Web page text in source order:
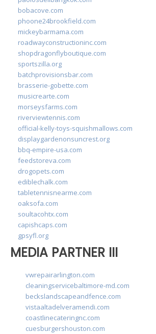
bobacove.com
phoone24brookfield.com
mickeybarmama.com
roadwayconstructioninc.com
shopdragonflyboutique.com
sportszilla.org
batchprovisionsbar.com
brasserie-gobette.com
musicrearte.com
morseysfarms.com
riverviewtennis.com
official-kelly-toys-squishmallows.com
displaygardenonsuncrest.org
bbq-empire-usa.com
feedstoreva.com
drogopets.com
ediblechalk.com
tabletennisnearme.com
oaksofa.com
soultacohtx.com
capishcaps.com
gpsyfl.org
MEDIA PARTNER III
vwrepairarlington.com
cleaningservicebaltimore-md.com
beckslandscapeandfence.com
vistaaltadelveramendi.com
coastlinecateringnc.com
cuesburgershouston.com